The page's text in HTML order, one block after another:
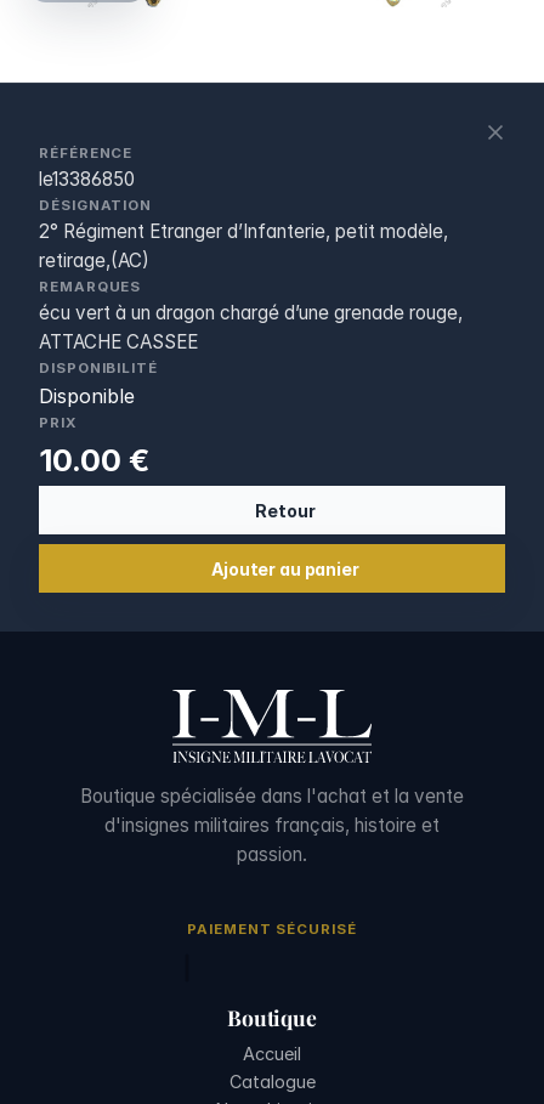
RÉFÉRENCE
le13386850
DÉSIGNATION
2° Régiment Etranger d’Infanterie, petit modèle,
retirage,(AC)
REMARQUES
écu vert à un dragon chargé d’une grenade rouge,
ATTACHE CASSEE
DISPONIBILITÉ
Disponible
PRIX
10.00 €
Retour
Ajouter au panier
Boutique spécialisée dans l'achat et la vente
d'insignes militaires français, histoire et
passion.
PAIEMENT SÉCURISÉ
Boutique
Accueil
Catalogue